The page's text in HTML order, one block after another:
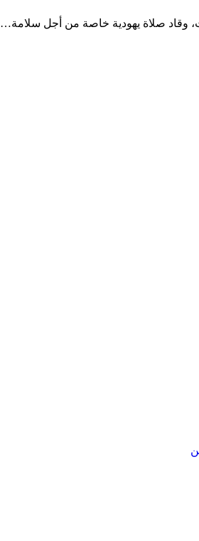
وقاد صلاة يهودية خاصة من أجل سلامة…